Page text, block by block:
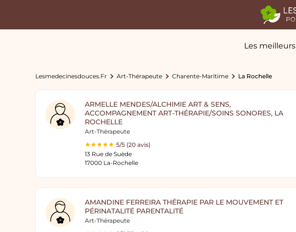
Les meilleurs
Lesmedecinesdouces.fr Art-Thérapeute Charente-Maritime La Rochelle
ARMELLE MENDES/ALCHIMIE ART & SENS,
ACCOMPAGNEMENT ART-THÉRAPIE/SOINS SONORES, LA
ROCHELLE
Art-Thérapeute
5/5 (20 avis)
13 Rue de Suède
17000 La-Rochelle
AMANDINE FERREIRA THÉRAPIE PAR LE MOUVEMENT ET
PÉRINATALITÉ PARENTALITÉ
Art-Thérapeute